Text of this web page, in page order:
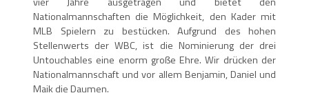
Nationalmannschaften die Möglichkeit, den Kader mit
MLB Spielern zu bestücken. Aufgrund des hohen
Stellenwerts der WBC, ist die Nominierung der drei
Untouchables eine enorm große Ehre. Wir drücken der
Nationalmannschaft und vor allem Benjamin, Daniel und
Maik die Daumen.